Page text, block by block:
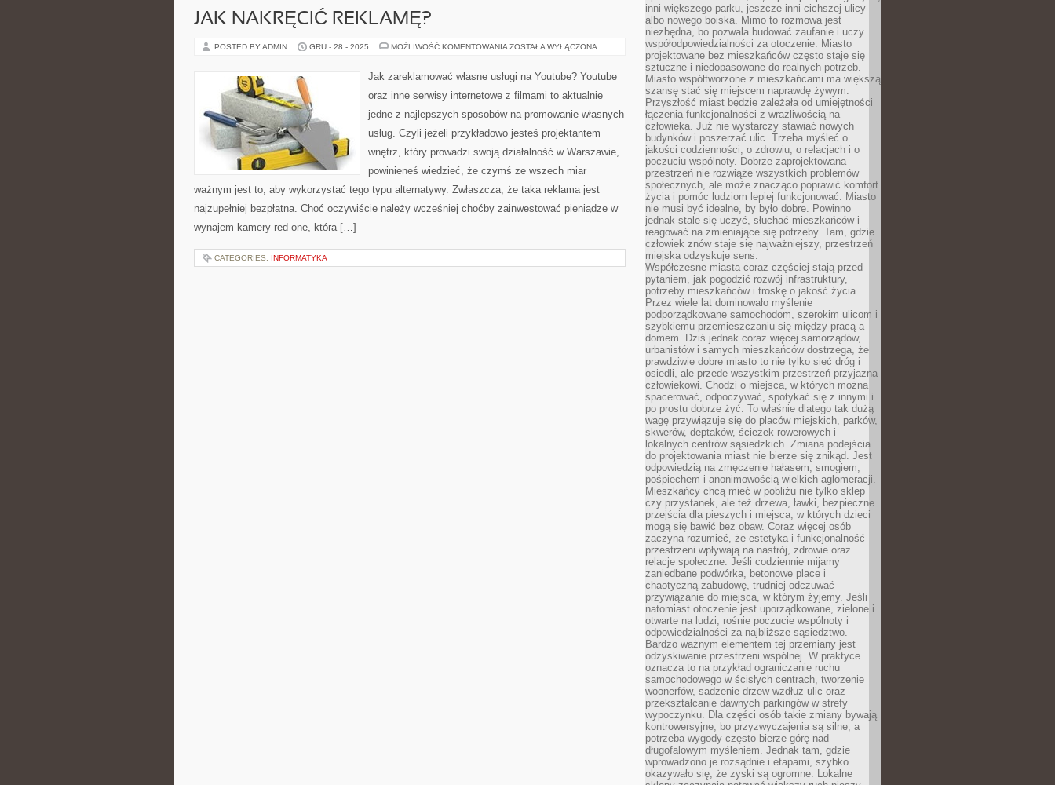
JAK NAKRĘCIĆ REKLAMĘ?
POSTED BY ADMIN GRU - 28 - 2025 MOŻLIWOŚĆ KOMENTOWANIA JAK
ZOSTAŁA WYŁĄCZONA
Jak zareklamować własne usługi na Youtube? Youtube
oraz inne serwisy internetowe z filmami to aktualnie
jedne z najlepszych sposobów na promowanie własnych
usług. Czyli jeżeli przykładowo jesteś projektantem
wnętrz, który prowadzi swoją działalność w Warszawie,
powinieneś wiedzieć, że czymś ze wszech miar
ważnym jest to, aby wykorzystać tego typu alternatywy. Zwłaszcza, że taka reklama jest
najzupełniej bezpłatna. Choć oczywiście należy wcześniej choćby zainwestować pieniądze w
wynajem kamery red one, która […]
CATEGORIES: INFORMATYKA
inni większego parku, jeszcze inni cichszej ulicy
albo nowego boiska. Mimo to rozmowa jest
niezbędna, bo pozwala budować zaufanie i uczy
współodpowiedzialności za otoczenie. Miasto
projektowane bez mieszkańców często staje się
sztuczne i niedopasowane do realnych potrzeb.
Miasto współtworzone z mieszkańcami ma większą
szansę stać się miejscem naprawdę żywym.
Przyszłość miast będzie zależała od umiejętności
łączenia funkcjonalności z wrażliwością na
człowieka. Już nie wystarczy stawiać nowych
budynków i poszerzać ulic. Trzeba myśleć o
jakości codzienności, o zdrowiu, o relacjach i o
poczuciu wspólnoty. Dobrze zaprojektowana
przestrzeń nie rozwiąże wszystkich problemów
społecznych, ale może znacząco poprawić komfort
życia i pomóc ludziom lepiej funkcjonować. Miasto
nie musi być idealne, by było dobre. Powinno
jednak stale się uczyć, słuchać mieszkańców i
reagować na zmieniające się potrzeby. Tam, gdzie
człowiek znów staje się najważniejszy, przestrzeń
miejska odzyskuje sens.
Współczesne miasta coraz częściej stają przed
pytaniem, jak pogodzić rozwój infrastruktury,
potrzeby mieszkańców i troskę o jakość życia.
Przez wiele lat dominowało myślenie
podporządkowane samochodom, szerokim ulicom i
szybkiemu przemieszczaniu się między pracą a
domem. Dziś jednak coraz więcej samorządów,
urbanistów i samych mieszkańców dostrzega, że
prawdziwie dobre miasto to nie tylko sieć dróg i
osiedli, ale przede wszystkim przestrzeń przyjazna
człowiekowi. Chodzi o miejsca, w których można
spacerować, odpoczywać, spotykać się z innymi i
po prostu dobrze żyć. To właśnie dlatego tak dużą
wagę przywiązuje się do placów miejskich, parków,
skwerów, deptaków, ścieżek rowerowych i
lokalnych centrów sąsiedzkich. Zmiana podejścia
do projektowania miast nie bierze się znikąd. Jest
odpowiedzią na zmęczenie hałasem, smogiem,
pośpiechem i anonimowością wielkich aglomeracji.
Mieszkańcy chcą mieć w pobliżu nie tylko sklep
czy przystanek, ale też drzewa, ławki, bezpieczne
przejścia dla pieszych i miejsca, w których dzieci
mogą się bawić bez obaw. Coraz więcej osób
zaczyna rozumieć, że estetyka i funkcjonalność
przestrzeni wpływają na nastrój, zdrowie oraz
relacje społeczne. Jeśli codziennie mijamy
zaniedbane podwórka, betonowe place i
chaotyczną zabudowę, trudniej odczuwać
przywiązanie do miejsca, w którym żyjemy. Jeśli
natomiast otoczenie jest uporządkowane, zielone i
otwarte na ludzi, rośnie poczucie wspólnoty i
odpowiedzialności za najbliższe sąsiedztwo.
Bardzo ważnym elementem tej przemiany jest
odzyskiwanie przestrzeni wspólnej. W praktyce
oznacza to na przykład ograniczanie ruchu
samochodowego w ścisłych centrach, tworzenie
woonerfów, sadzenie drzew wzdłuż ulic oraz
przekształcanie dawnych parkingów w strefy
wypoczynku. Dla części osób takie zmiany bywają
kontrowersyjne, bo przyzwyczajenia są silne, a
potrzeba wygody często bierze górę nad
długofalowym myśleniem. Jednak tam, gdzie
wprowadzono je rozsądnie i etapami, szybko
okazywało się, że zyski są ogromne. Lokalne